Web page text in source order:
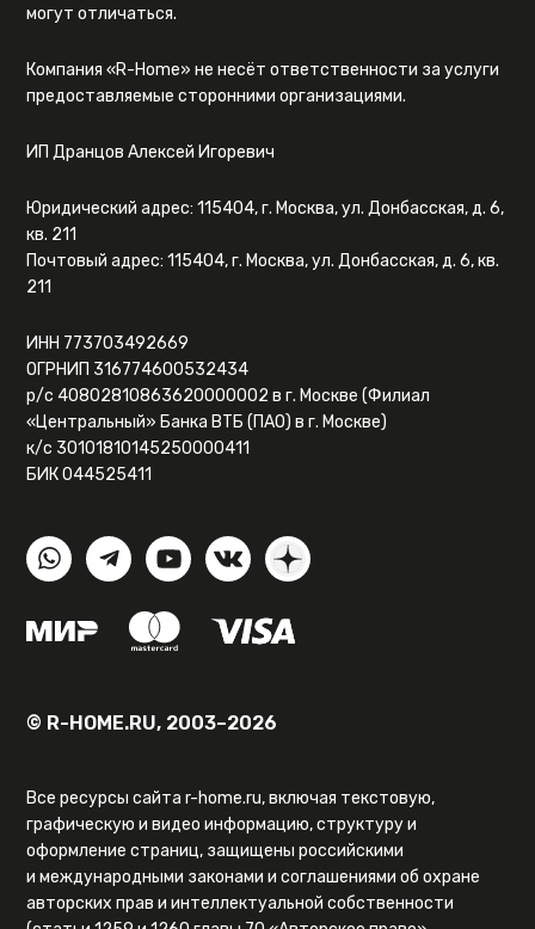
могут отличаться.
Компания «R-Home» не несёт ответственности за услуги
предоставляемые сторонними организациями.
ИП Дранцов Алексей Игоревич
Юридический адрес: 115404, г. Москва, ул. Донбасская, д. 6,
кв. 211
Почтовый адрес: 115404, г. Москва, ул. Донбасская, д. 6, кв.
211
ИНН 773703492669
ОГРНИП 316774600532434
р/с 40802810863620000002 в г. Москве (Филиал
«Центральный» Банка ВТБ (ПАО) в г. Москве)
к/с 30101810145250000411
БИК 044525411
© R-HOME.RU, 2003–2026
Все ресурсы сайта r-home.ru, включая текстовую,
графическую и видео информацию, структуру и
оформление страниц, защищены российскими
и международными законами и соглашениями об охране
авторских прав и интеллектуальной собственности